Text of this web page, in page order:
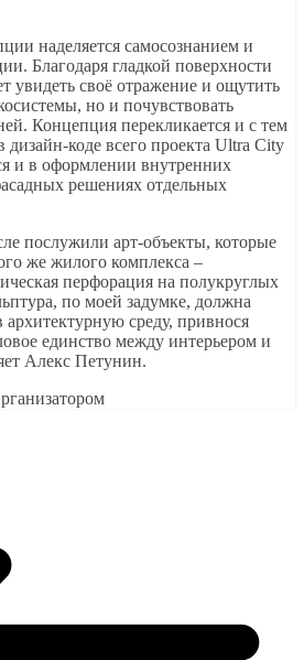
наделяется самосознанием и
Благодаря гладкой поверхности
своё отражение и ощутить
но и почувствовать
Концепция перекликается и с тем
дизайн-коде всего проекта Ultra City
и в оформлении внутренних
решениях отдельных
послужили арт-объекты, которые
же жилого комплекса –
перфорация на полукруглых
по моей задумке, должна
архитектурную среду, привнося
единство между интерьером и
Алекс Петунин.